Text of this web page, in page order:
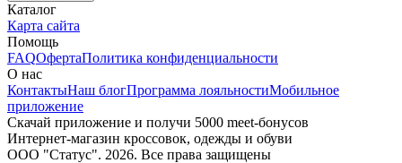
Каталог
Карта сайта
Помощь
FAQОфертаПолитика конфиденциальности
О нас
КонтактыНаш блогПрограмма лояльностиМобильное
приложение
Скачай приложение и получи 5000 meet-бонусов
Интернет-магазин кроссовок, одежды и обуви
ООО "Статус". 2026. Все права защищены